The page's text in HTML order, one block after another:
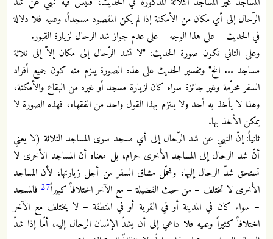
الرّحال إلى أي مكان من الأمكنة إذا لم يكن المقصود مسجداً، وعليه فلا دلالة
في الحديث – على هذا الوجه – على عدم جواز شد الرحال لزيارة القبور.
وعلى الثاني تكون صورة الحديث: "لا تشد الرّحال إلى مكان إلاّ إلى ثلاثة
مساجد ... الخ" وتفسير الحديث على هذه الصورة يلزم منه كون جميع أفراد
السفر محرّمة وغير جائزة سواء كان لزيارة مسجد أو غيره من البقاع والأمكنة،
وهذا لا يأخذ به أحد ولا يلتزم بهذا القول واحد من الفقهاء، فهذه الصورة لا
يمكن الأخذ بها.
ثانياً: إنّ النهي عن شد الرّحال إلى أي مسجد سوى المساجد الثلاثة (لا يعني
أنّ شد الرحال إلى المساجد الأخرى حرام، بل معناه أن المساجد الأخرى لا
تستحق شدّ الرحال إليها، وتحمّل مشاق السفر من أجل زيارتها، لأن المساجد
الأخرى لا تختلف – من حيث الفضيلة – مع الآخر اختلافاً كبيراً27 فالمسجد
– سواء كان في المدينة أو في القرية أو في المنطقة – لا يختلف مع الآخر
اختلافاً كثيراً وعليه فلا داعي إلى أن يشدّ الإنسان الرحال إليه، أمّا إذا شدّ